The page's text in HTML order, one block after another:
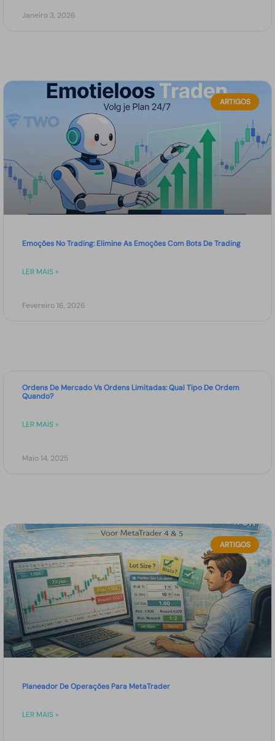
Janeiro 3, 2026
ARTIGOS
Emoções No Trading: Elimine As Emoções Com Bots De Trading
LER MAIS »
Fevereiro 16, 2026
Ordens De Mercado Vs Ordens Limitadas: Qual Tipo De Ordem
Quando?
LER MAIS »
Maio 14, 2025
ARTIGOS
Planeador De Operações Para MetaTrader
LER MAIS »